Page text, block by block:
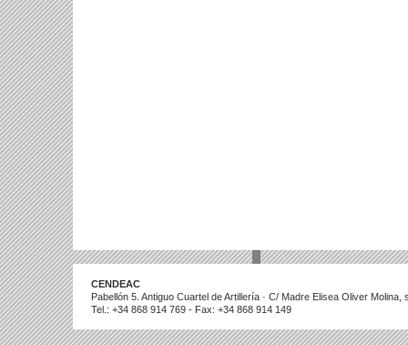
CENDEAC
Pabellón 5. Antiguo Cuartel de Artillería · C/ Madre Elisea Oliver
Tel.: +34 868 914 769 - Fax: +34 868 914 149